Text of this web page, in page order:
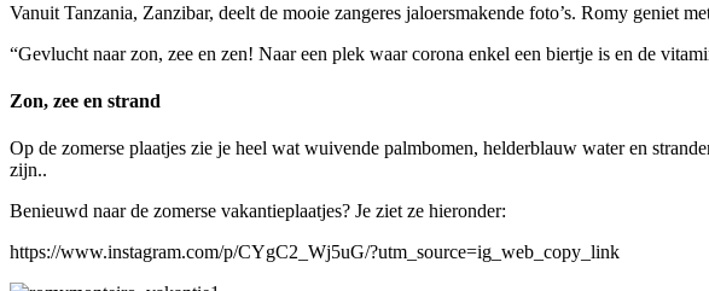
Vanuit Tanzania, Zanzibar, deelt de mooie zangeres jaloersmakende foto’s. Romy geniet
“Gevlucht naar zon, zee en zen! Naar een plek waar corona enkel een biertje is en de
Zon, zee en strand
Op de zomerse plaatjes zie je heel wat wuivende palmbomen, helderblauw water en
zijn..
Benieuwd naar de zomerse vakantieplaatjes? Je ziet ze hieronder:
https://www.instagram.com/p/CYgC2_Wj5uG/?utm_source=ig_web_copy_link